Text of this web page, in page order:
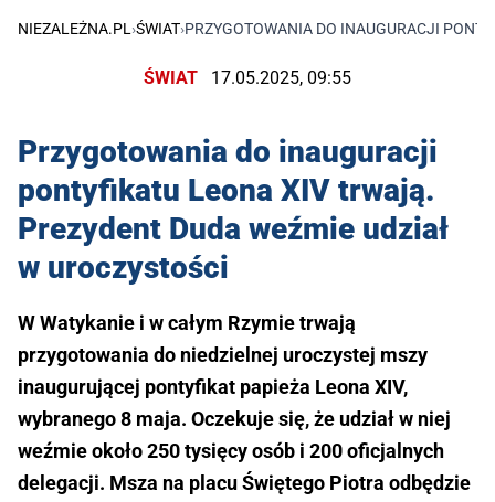
NIEZALEŻNA.PL ›ŚWIAT›PRZYGOTOWANIA DO INAUGURACJI
ŚWIAT 17.05.2025, 09:55
Przygotowania do inauguracji
pontyfikatu Leona XIV trwają.
Prezydent Duda weźmie udział
w uroczystości
W Watykanie i w całym Rzymie trwają
przygotowania do niedzielnej uroczystej mszy
inaugurującej pontyfikat papieża Leona XIV,
wybranego 8 maja. Oczekuje się, że udział w niej
weźmie około 250 tysięcy osób i 200 oficjalnych
delegacji. Msza na placu Świętego Piotra odbędzie